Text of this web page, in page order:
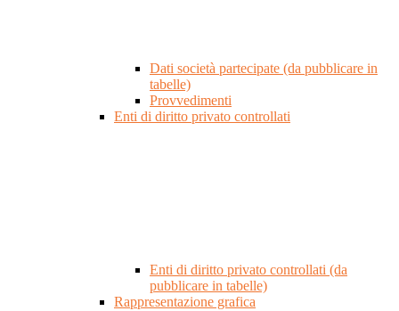
Dati società partecipate (da pubblicare in
tabelle)
Provvedimenti
Enti di diritto privato controllati
Enti di diritto privato controllati (da
pubblicare in tabelle)
Rappresentazione grafica